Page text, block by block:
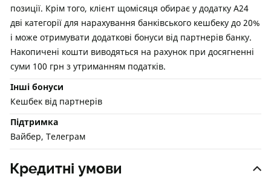
позиції. Крім того, клієнт щомісяця обирає у додатку А24
дві категорії для нарахування банківського кешбеку до 20%
і може отримувати додаткові бонуси від партнерів банку.
Накопичені кошти виводяться на рахунок при досягненні
суми 100 грн з утриманням податків.
Інші бонуси
Кешбек від партнерів
Підтримка
Вайбер, Телеграм
Кредитні умови